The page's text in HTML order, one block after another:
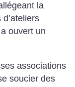
la
ouvert un
associations
soucier des